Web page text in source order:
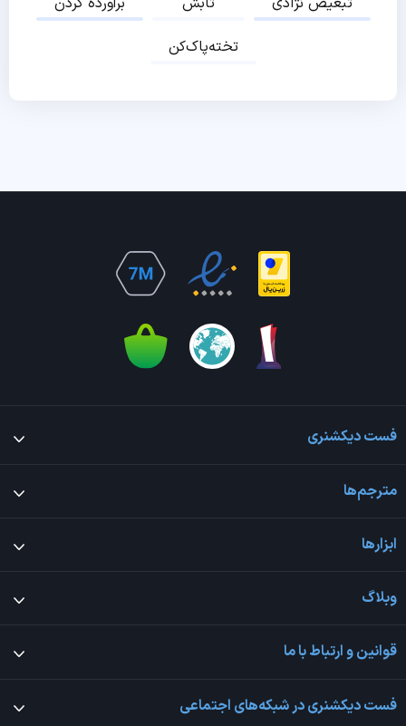
تخته‌پاک‌کن
فست دیکشنری
مترجم‌ها
ابزارها
وبلاگ
قوانین و ارتباط با ما
فست دیکشنری در شبکه‌های اجتماعی